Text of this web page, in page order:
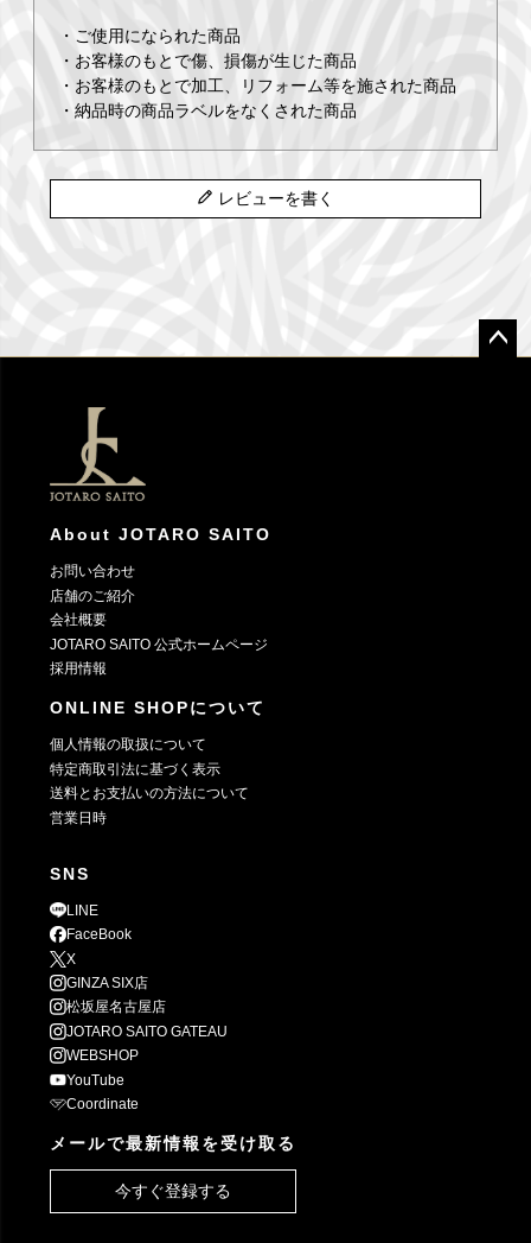
・ご使用になられた商品
・お客様のもとで傷、損傷が生じた商品
・お客様のもとで加工、リフォーム等を施された商品
・納品時の商品ラベルをなくされた商品
レビューを書く
About JOTARO SAITO
お問い合わせ
店舗のご紹介
会社概要
JOTARO SAITO 公式ホームページ
採用情報
ONLINE SHOPについて
個人情報の取扱について
特定商取引法に基づく表示
送料とお支払いの方法について
営業日時
SNS
LINE
FaceBook
X
GINZA SIX店
松坂屋名古屋店
JOTARO SAITO GATEAU
WEBSHOP
YouTube
Coordinate
メールで最新情報を受け取る
今すぐ登録する